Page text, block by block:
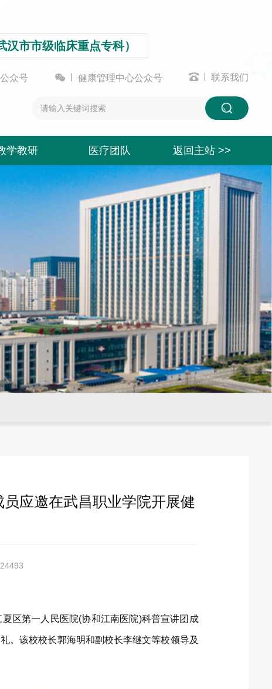
市市级临床重点专科）
众号  健康管理中心公众号  联系我们
学教研 医疗团队 返回主站 >>
应邀在武昌职业学院开展健
区第一人民医院(协和江南医院)科普宣讲团成
。该校校长郭海明和副校长李继文等校领导及